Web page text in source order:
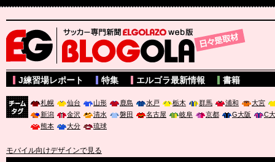
サッカー専門新聞ELGOLAZO web版 BLOGOLA
J練習場レポート 特集 エルゴラ最新情報 書籍
札幌 仙台 山形 鹿島 水戸 栃木 群馬 浦和
大宮
新潟
金沢 清水 磐田 名古屋 岐阜 京都 G大阪
C
熊本
大分 琉球
モバイル向けデザインで見る